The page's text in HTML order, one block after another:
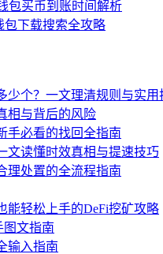
包买币到账时间解析
包下载搜索全攻略
少个？一文理清规则与实用
相与背后的风险
手必看的找回全指南
文读懂时效真相与提速技巧
理处置的全流程指南
能轻松上手的DeFi挖矿攻略
图文指南
输入指南